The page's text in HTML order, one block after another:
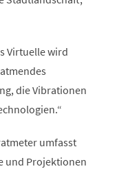
Virtuelle wird
die Vibrationen
umfasst
und Projektionen